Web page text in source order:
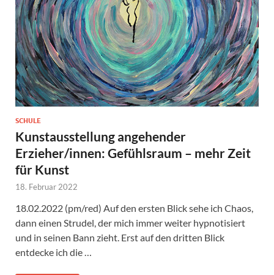
SCHULE
Kunstausstellung angehender
Erzieher/innen: Gefühlsraum – mehr Zeit
für Kunst
18. Februar 2022
18.02.2022 (pm/red) Auf den ersten Blick sehe ich Chaos,
dann einen Strudel, der mich immer weiter hypnotisiert
und in seinen Bann zieht. Erst auf den dritten Blick
entdecke ich die …